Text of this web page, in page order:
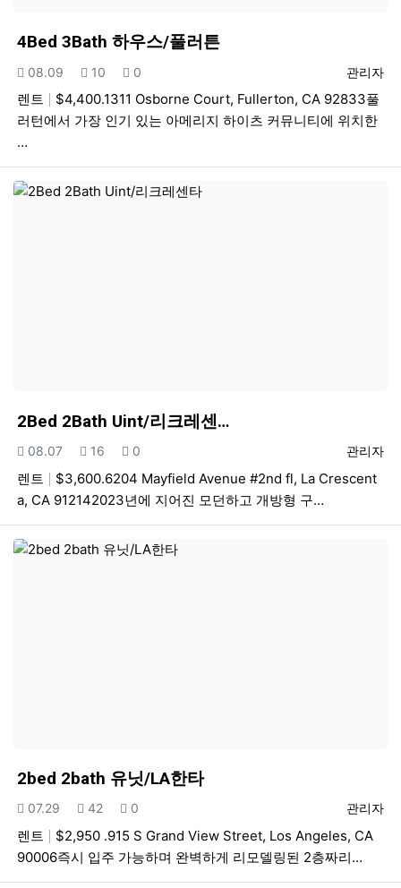
4Bed 3Bath 하우스/풀러튼
등록자
관리자
등록일
08.09 조회
10 추천
0
렌트
$4,400.1311 Osborne Court, Fullerton, CA 92833풀
러턴에서 가장 인기 있는 아메리지 하이츠 커뮤니티에 위치한
…
2Bed 2Bath Uint/리크레센…
등록자
관리자
등록일
08.07 조회
16 추천
0
렌트
$3,600.6204 Mayfield Avenue #2nd fl, La Crescent
a, CA 912142023년에 지어진 모던하고 개방형 구…
2bed 2bath 유닛/LA한타
등록자
관리자
등록일
07.29 조회
42 추천
0
렌트
$2,950 .915 S Grand View Street, Los Angeles, CA
90006즉시 입주 가능하며 완벽하게 리모델링된 2층짜리…